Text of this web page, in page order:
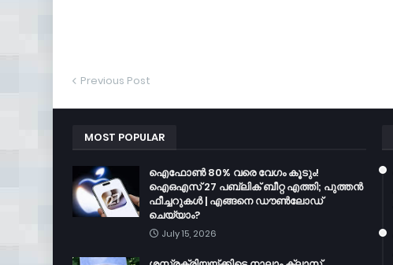
Previous Post
MOST POPULAR
ഐഫോൺ 80% വരെ വേഗം കൂടും!
ഐഒഎസ് 27 പബ്ലിക് ബീറ്റ എത്തി; പുത്തൻ
ഫീച്ചറുകൾ | എങ്ങനെ ഡൗൺലോഡ്
ചെയ്യാം?
July 15, 2026